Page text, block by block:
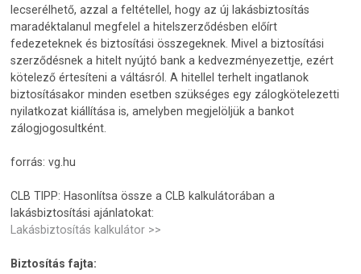
lecserélhető, azzal a feltétellel, hogy az új lakásbiztosítás
maradéktalanul megfelel a hitelszerződésben előírt
fedezeteknek és biztosítási összegeknek. Mivel a biztosítási
szerződésnek a hitelt nyújtó bank a kedvezményezettje, ezért
kötelező értesíteni a váltásról. A hitellel terhelt ingatlanok
biztosításakor minden esetben szükséges egy zálogkötelezetti
nyilatkozat kiállítása is, amelyben megjelöljük a bankot
zálogjogosultként.
forrás: vg.hu
CLB TIPP: Hasonlítsa össze a CLB kalkulátorában a
lakásbiztosítási ajánlatokat:
Lakásbiztosítás kalkulátor >>
Biztosítás fajta: